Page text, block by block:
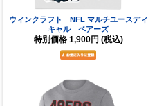
ウィンクラフト NFL マルチユースディ
キャル ベアーズ
特別価格 1,900円 (税込)